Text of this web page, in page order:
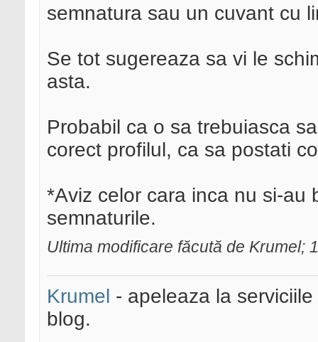
semnatura sau un cuvant cu
Se tot sugereaza sa vi le
asta.
Probabil ca o sa trebuiasca
corect profilul, ca sa postati
*Aviz celor cara inca nu si-au
semnaturile.
Ultima modificare făcută de Krumel;
Krumel - apeleaza la
blog.